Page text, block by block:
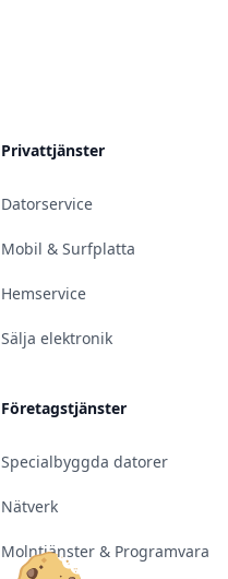
Privattjänster
Datorservice
Mobil & Surfplatta
Hemservice
Sälja elektronik
Företagstjänster
Specialbyggda datorer
Nätverk
Molntjänster & Programvara